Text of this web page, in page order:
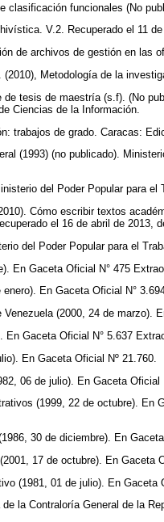
clasificación funcionales (No
V.2. Recuperado el 11
de archivos de gestión en las
Metodología de la
tesis de maestría (s.f). (No
Ciencias de la Información.
trabajos de grado. Caracas:
(1993) (no publicado).
del Poder Popular para el
Cómo escribir textos
el 16 de abril de 2013,
del Poder Popular para el
En Gaceta Oficial N° 475
En Gaceta Oficial N°
(2000, 24 de marzo).
En Gaceta Oficial N° 5.637
En Gaceta Oficial Nº 21.760.
06 de julio). En Gaceta Oficial
(1999, 22 de octubre). En
30 de diciembre). En
17 de octubre). En Gaceta
(1981, 01 de julio). En Gaceta
la Contraloría General de la